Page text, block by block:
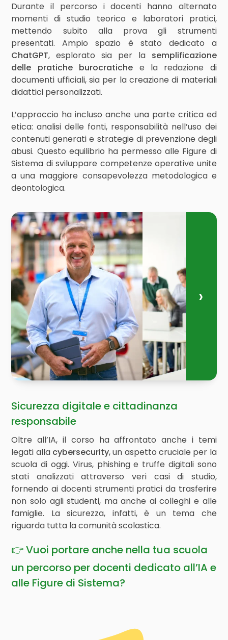
Durante il percorso i docenti hanno alternato
momenti di studio teorico e laboratori pratici,
mettendo subito alla prova gli strumenti
presentati. Ampio spazio è stato dedicato a
ChatGPT, esplorato sia per la semplificazione
delle pratiche burocratiche e la redazione di
documenti ufficiali, sia per la creazione di materiali
didattici personalizzati.
L’approccio ha incluso anche una parte critica ed
etica: analisi delle fonti, responsabilità nell’uso dei
contenuti generati e strategie di prevenzione degli
abusi. Questo equilibrio ha permesso alle Figure di
Sistema di sviluppare competenze operative unite
a una maggiore consapevolezza metodologica e
deontologica.
Sicurezza digitale e cittadinanza
responsabile
Oltre all’IA, il corso ha affrontato anche i temi
legati alla cybersecurity, un aspetto cruciale per la
scuola di oggi. Virus, phishing e truffe digitali sono
stati analizzati attraverso veri casi di studio,
fornendo ai docenti strumenti pratici da trasferire
non solo agli studenti, ma anche ai colleghi e alle
famiglie. La sicurezza, infatti, è un tema che
riguarda tutta la comunità scolastica.
👉 Vuoi portare anche nella tua scuola
un percorso per docenti dedicato all’IA e
alle Figure di Sistema?